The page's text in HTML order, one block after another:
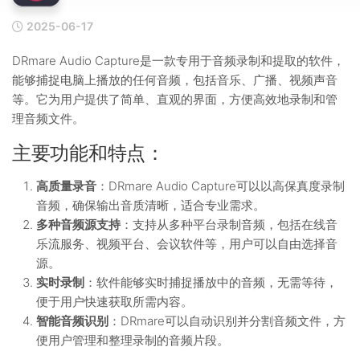
2025-06-17
DRmare Audio Capture是一款专用于音频录制和提取的软件，
能够捕捉电脑上播放的任何音频，包括音乐、广播、视频声音
等。它为用户提供了简单、直观的界面，方便高效地录制和管
理音频文件。
主要功能和特点：
高质量录音 ：DRmare Audio Capture可以以高保真度录制
音频，确保输出音质清晰，适合专业需求。
多种音频源支持：支持从多种平台录制音频，包括在线音
乐流服务、视频平台、会议软件等，用户可以自由选择音
源。
实时录制 ：软件能够实时捕捉播放中的音频，无需等待，
便于用户快速获取所需内容。
智能音频识别 ：DRmare可以自动识别并分割音频文件，方
便用户管理和整理录制的音频片段。